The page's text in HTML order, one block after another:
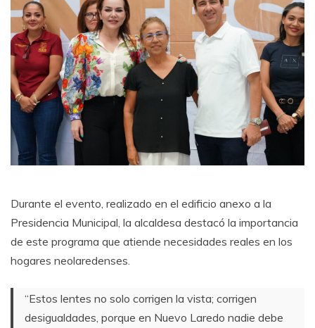
Durante el evento, realizado en el edificio anexo a la
Presidencia Municipal, la alcaldesa destacó la importancia
de este programa que atiende necesidades reales en los
hogares neolaredenses.
“Estos lentes no solo corrigen la vista; corrigen
desigualdades, porque en Nuevo Laredo nadie debe